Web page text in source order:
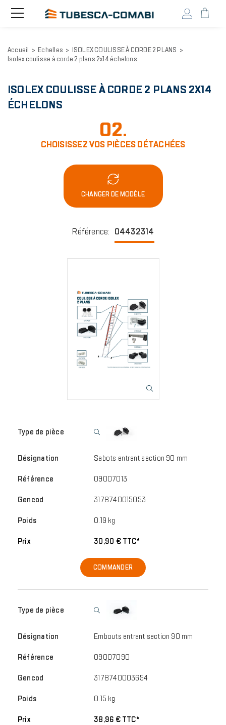
Aller
menu
Toggle
navigation
Accueil Echelles
ISOLEX COULISSE À CORDE 2 PLANS
Isolex coulisse à corde 2 plans 2x14 échelons
ISOLEX COULISSE À CORDE 2 PLANS 2X14
ÉCHELONS
02.
CHOISISSEZ VOS PIÈCES DÉTACHÉES
CHANGER DE MODÈLE
Référence: 04432314
Sabots entrant section 90 mm
09007013
3178740015053
0.19 kg
30,90 € TTC*
COMMANDER
Embouts entrant section 90 mm
09007090
3178740003654
0.15 kg
38,96 € TTC*